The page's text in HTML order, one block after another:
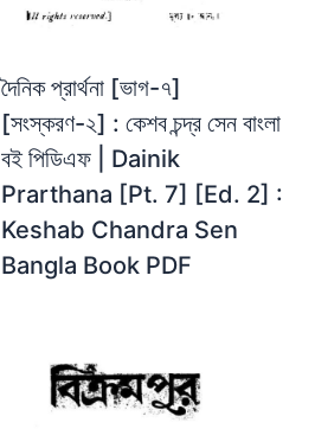
দৈনিক প্রার্থনা [ভাগ-৭]
[সংস্করণ-২] : কেশব চন্দ্র সেন বাংলা
বই পিডিএফ | Dainik
Prarthana [Pt. 7] [Ed. 2] :
Keshab Chandra Sen
Bangla Book PDF